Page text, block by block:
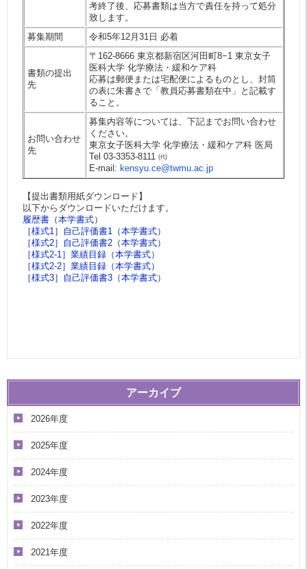
考終了後、応募書類は当方で責任を持って処分
致します。
募集期間
令和5年12月31日 必着
書類の提出
先
〒162-8666 東京都新宿区河田町8−1 東京女子
医科大学 化学療法・緩和ケア科
応募は郵便または宅配便によるものとし、封筒
の表に朱書きで「教員応募書類在中」と記載す
ること。
お問い合わせ
先
募集内容等については、下記までお問い合わせ
ください。
東京女子医科大学 化学療法・緩和ケア科 医局
Tel 03-3353-8111 ㈹
E-mail: kensyu.ce@twmu.ac.jp
【提出書類用紙ダウンロード】
以下からダウンロードいただけます。
履歴書（本学書式）
［様式1］自己評価書1（本学書式）
［様式2］自己評価書2（本学書式）
［様式2-1］業績目録（本学書式）
［様式2-2］業績目録（本学書式）
［様式3］自己評価書3（本学書式）
アーカイブ
2026年度
2025年度
2024年度
2023年度
2022年度
2021年度